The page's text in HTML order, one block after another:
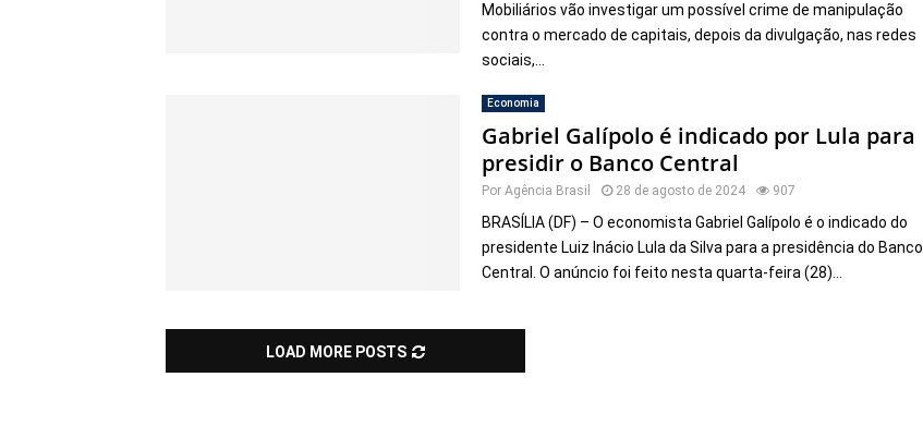
Mobiliários vão investigar um possível crime de manipulação
contra o mercado de capitais, depois da divulgação, nas redes
sociais,...
Economia
Gabriel Galípolo é indicado por Lula para
presidir o Banco Central
Por Agência Brasil 28 de agosto de 2024 907
BRASÍLIA (DF) – O economista Gabriel Galípolo é o indicado do
presidente Luiz Inácio Lula da Silva para a presidência do Banco
Central. O anúncio foi feito nesta quarta-feira (28)...
LOAD MORE POSTS